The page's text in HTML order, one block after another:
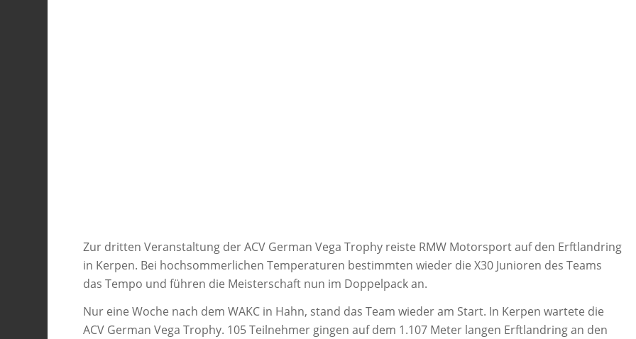
Zur dritten Veranstaltung der ACV German Vega Trophy reiste RMW Motorsport auf den Erftlandring
in Kerpen. Bei hochsommerlichen Temperaturen bestimmten wieder die X30 Junioren des Teams
das Tempo und führen die Meisterschaft nun im Doppelpack an.
Nur eine Woche nach dem WAKC in Hahn, stand das Team wieder am Start. In Kerpen wartete die
ACV German Vega Trophy. 105 Teilnehmer gingen auf dem 1.107 Meter langen Erftlandring an den